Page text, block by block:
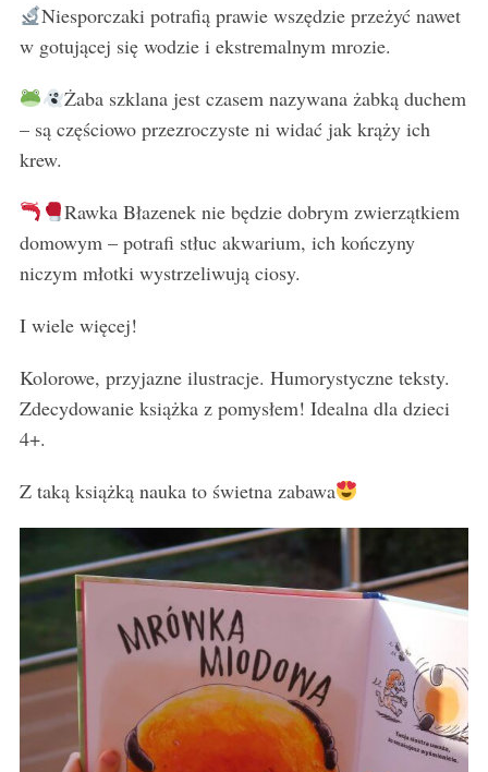
Niesporczaki potrafią prawie wszędzie przeżyć nawet
w gotującej się wodzie i ekstremalnym mrozie.
Żaba szklana jest czasem nazywana żabką duchem
– są częściowo przezroczyste ni widać jak krąży ich
krew.
Rawka Błazenek nie będzie dobrym zwierzątkiem
domowym – potrafi stłuc akwarium, ich kończyny
niczym młotki wystrzeliwują ciosy.
I wiele więcej!
Kolorowe, przyjazne ilustracje. Humorystyczne teksty.
Zdecydowanie książka z pomysłem! Idealna dla dzieci
4+.
Z taką książką nauka to świetna zabawa